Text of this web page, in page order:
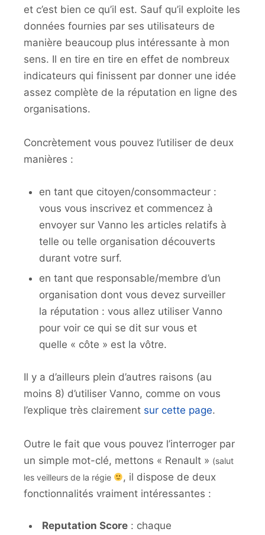
et c’est bien ce qu’il est. Sauf qu’il exploite les
données fournies par ses utilisateurs de
manière beaucoup plus intéressante à mon
sens. Il en tire en tire en effet de nombreux
indicateurs qui finissent par donner une idée
assez complète de la réputation en ligne des
organisations.
Concrètement vous pouvez l’utiliser de deux
manières :
en tant que citoyen/consommacteur :
vous vous inscrivez et commencez à
envoyer sur Vanno les articles relatifs à
telle ou telle organisation découverts
durant votre surf.
en tant que responsable/membre d’un
organisation dont vous devez surveiller
la réputation : vous allez utiliser Vanno
pour voir ce qui se dit sur vous et
quelle « côte » est la vôtre.
Il y a d’ailleurs plein d’autres raisons (au
moins 8) d’utiliser Vanno, comme on vous
l’explique très clairement sur cette page.
Outre le fait que vous pouvez l’interroger par
un simple mot-clé, mettons « Renault » (salut
les veilleurs de la régie
, il dispose de deux
fonctionnalités vraiment intéressantes :
Reputation Score: chaque